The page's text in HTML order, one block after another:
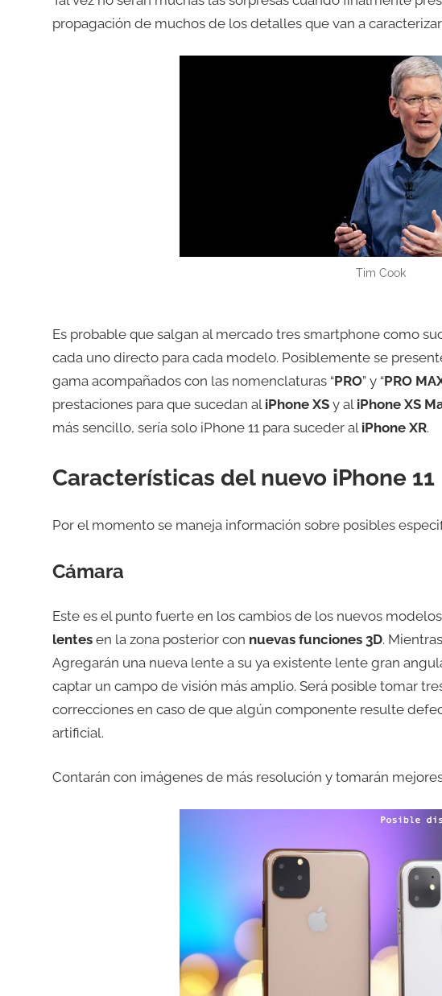
propagación de muchos de los detalles que van a
Tim Cook
Es probable que salgan al mercado tres smartphone como
cada uno directo para cada modelo. Posiblemente se
gama acompañados con las nomenclaturas “PRO” y “PRO
prestaciones para que sucedan al iPhone XSy al iPhone XS
más sencillo, sería solo iPhone 11 para suceder al iPhone XR.
Características del nuevo iPhone 11
Por el momento se maneja información sobre posibles
Cámara
Este es el punto fuerte en los cambios de los nuevos
lentesen la zona posterior con nuevas funciones 3D.
Agregarán una nueva lente a su ya existente lente gran
captar un campo de visión más amplio. Será posible tomar
correcciones en caso de que algún componente resulte
artificial.
Contarán con imágenes de más resolución y tomarán